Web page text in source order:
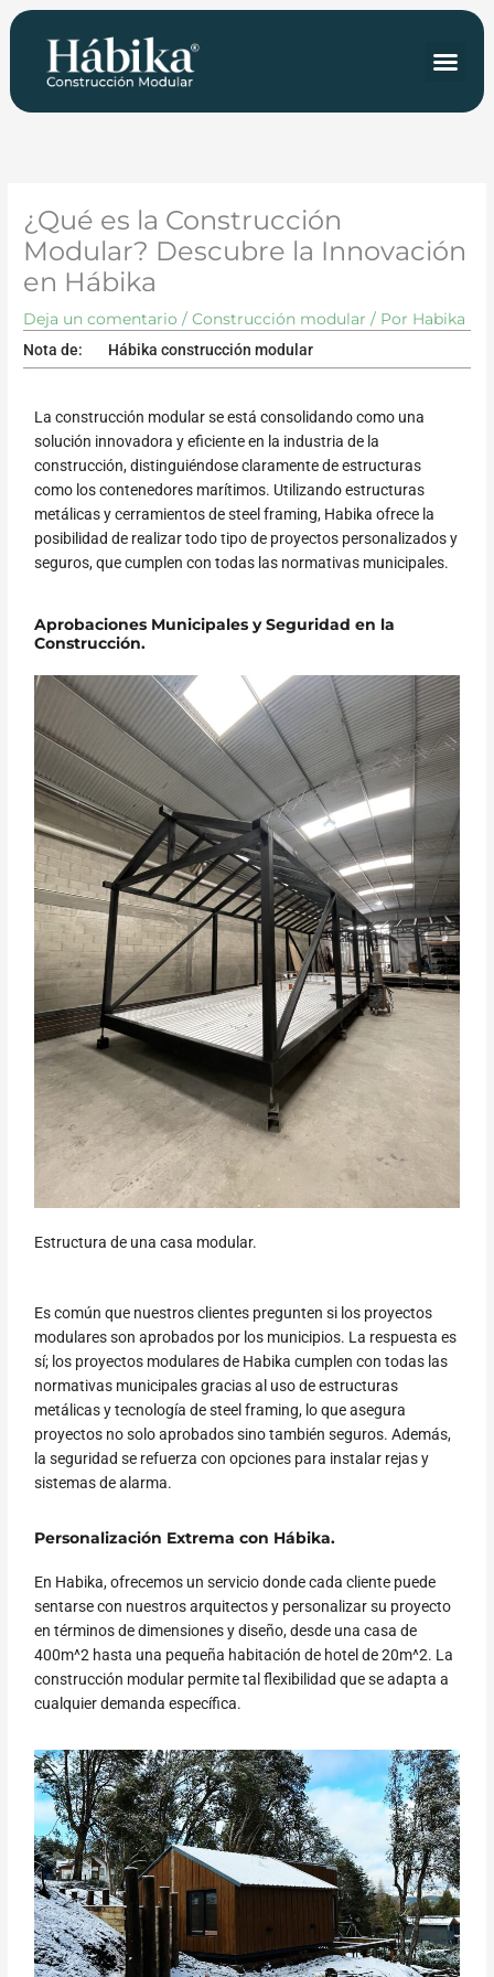
al
contenido
¿Qué es la Construcción
Modular? Descubre la Innovación
en Hábika
Deja un comentario /Construcción modular / Por Habika
Nota de:
Hábika construcción modular
La construcción modular se está consolidando como una
solución innovadora y eficiente en la industria de la
construcción, distinguiéndose claramente de estructuras
como los contenedores marítimos. Utilizando estructuras
metálicas y cerramientos de steel framing, Habika ofrece la
posibilidad de realizar todo tipo de proyectos personalizados y
seguros, que cumplen con todas las normativas municipales.
Aprobaciones Municipales y Seguridad en la
Construcción.
Estructura de una casa modular.
Es común que nuestros clientes pregunten si los proyectos
modulares son aprobados por los municipios. La respuesta es
sí; los proyectos modulares de Habika cumplen con todas las
normativas municipales gracias al uso de estructuras
metálicas y tecnología de steel framing, lo que asegura
proyectos no solo aprobados sino también seguros. Además,
la seguridad se refuerza con opciones para instalar rejas y
sistemas de alarma.
Personalización Extrema con Hábika.
En Habika, ofrecemos un servicio donde cada cliente puede
sentarse con nuestros arquitectos y personalizar su proyecto
en términos de dimensiones y diseño, desde una casa de
400m^2 hasta una pequeña habitación de hotel de 20m^2. La
construcción modular permite tal flexibilidad que se adapta a
cualquier demanda específica.